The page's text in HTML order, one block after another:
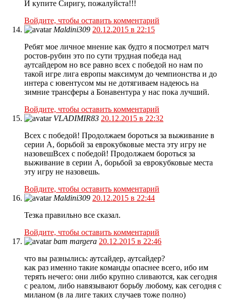
И купите Сиригу, пожалуйста!!!
Войдите, чтобы оставить комментарий
Maldini309 20.12.2015 в 22:15
Ребят мое личное мнение как будто я посмотрел матч
ростов-рубин это по сути трудная победа над
аутсайдером но все равно всех с победой но нам по
такой игре лига европы максимум до чемпионства и до
интера с ювентусом мы не дотягиваем надеюсь на
зимние трансферы а Бонавентура у нас пока лучший.
Войдите, чтобы оставить комментарий
VLADIMIR83 20.12.2015 в 22:32
Всех с победой! Продолжаем бороться за выживание в
серии А, борьбой за еврокубковые места эту игру не
назовешВсех с победой! Продолжаем бороться за
выживание в серии А, борьбой за еврокубковые места
эту игру не назовешь.
Войдите, чтобы оставить комментарий
Maldini309 20.12.2015 в 22:44
Тезка правильно все сказал.
Войдите, чтобы оставить комментарий
bam margera 20.12.2015 в 22:46
что вы разнылись: аутсайдер, аутсайдер?
как раз именно такие команды опаснее всего, ибо им
терять нечего: они либо крупно сливаются, как сегодня
с реалом, либо навязывают борьбу любому, как сегодня с
миланом (в ла лиге таких случаев тоже полно)